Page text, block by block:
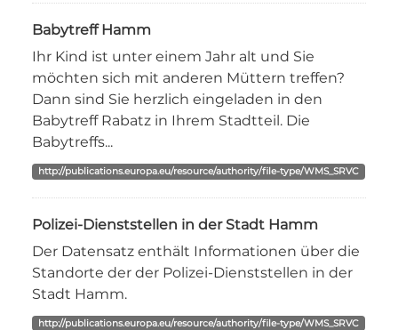
Babytreff Hamm
Ihr Kind ist unter einem Jahr alt und Sie
möchten sich mit anderen Müttern treffen?
Dann sind Sie herzlich eingeladen in den
Babytreff Rabatz in Ihrem Stadtteil. Die
Babytreffs...
http://publications.europa.eu/resource/authority/file-type/WMS_SRVC
Polizei-Dienststellen in der Stadt Hamm
Der Datensatz enthält Informationen über die
Standorte der der Polizei-Dienststellen in der
Stadt Hamm.
http://publications.europa.eu/resource/authority/file-type/WMS_SRVC